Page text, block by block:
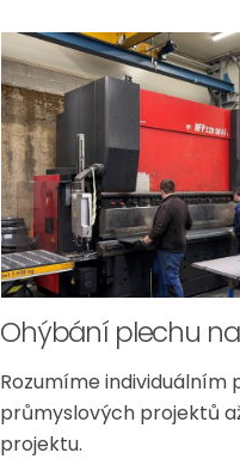
Ohýbání plechu
Rozumíme
průmyslových projektů
projektu.